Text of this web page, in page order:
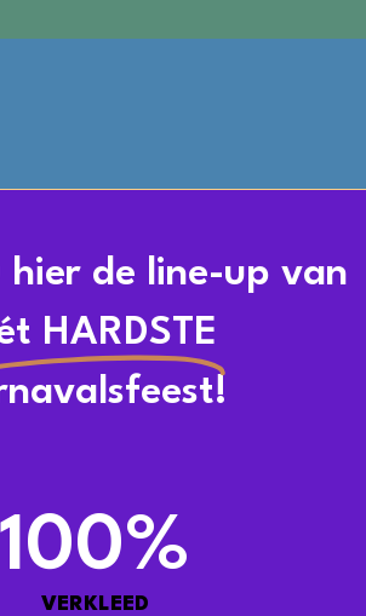
hier de line-up van
HARDSTE
VERKLEED
100%